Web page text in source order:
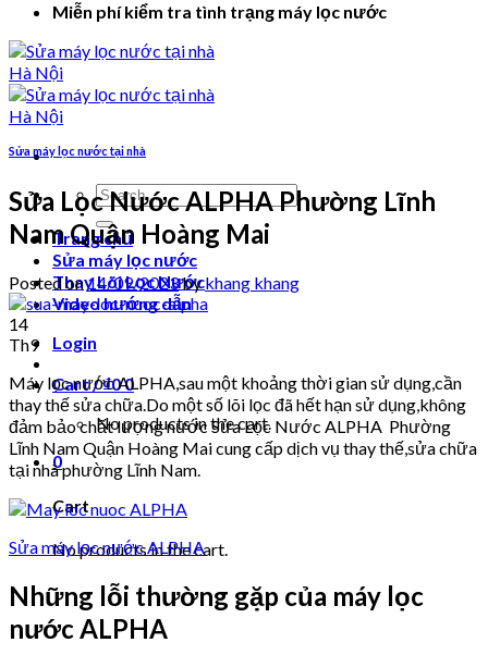
Miễn phí kiểm tra tình trạng máy lọc nước
Search
for:
Trang chủ
Sửa máy lọc nước
Thay Lõi Lọc Nước
Video hướng dẫn
Login
Cart /₫00
No products in the cart.
0
Cart
No products in the cart.
Sửa máy lọc nước tại nhà
Sửa Lọc Nước ALPHA Phường Lĩnh
Nam Quận Hoàng Mai
Posted on14/09/2023bykhang khang
14
Th9
Máy lọc nước ALPHA,sau một khoảng thời gian sử dụng,cần
thay thế sửa chữa.Do một số lõi lọc đã hết hạn sử dụng,không
đảm bảo chất lượng nước Sửa Lọc Nước ALPHA Phường
Lĩnh Nam Quận Hoàng Mai cung cấp dịch vụ thay thế,sửa chữa
tại nhà phường Lĩnh Nam.
Sửa máy lọc nước ALPHA
Những lỗi thường gặp của máy lọc
nước ALPHA